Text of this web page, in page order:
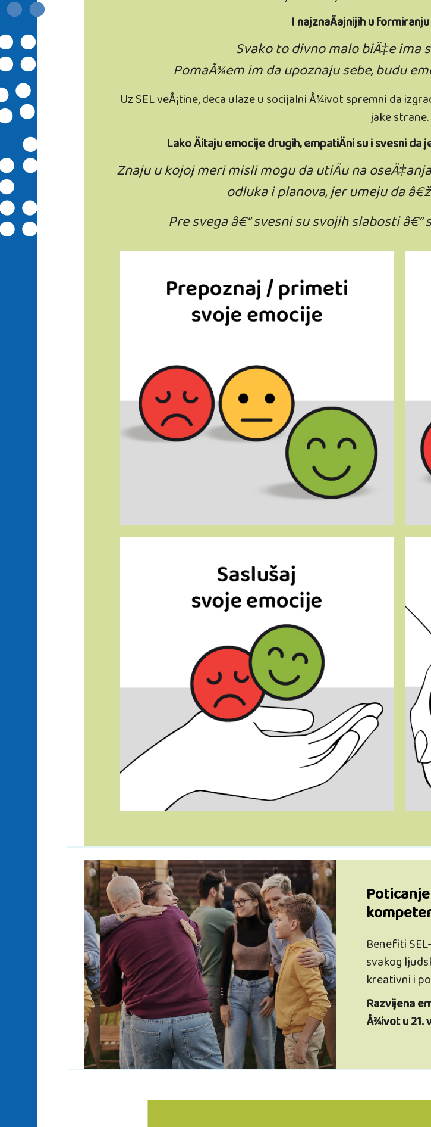
I najznaÄajnijih u
Svako to divno malo biÄ‡e
PomaÅ¾em im da upoznaju sebe, budu
Uz SEL veÅ¡tine, deca ulaze u socijalni Å¾ivot spremni da
jake strane.
Lako Äitaju emocije drugih, empatiÄni su i svesni
Znaju u kojoj meri misli mogu da utiÄu na
odluka i planova, jer umeju da
Pre svega â€“ svesni su svojih slabosti
Benefiti
svakog
kreativni i
Razvijena
Å¾ivot u 21.